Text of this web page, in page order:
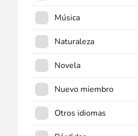
Música
Naturaleza
Novela
Nuevo miembro
Otros idiomas